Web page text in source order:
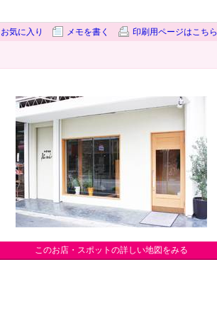
お気に入り メモを書く 印刷用ページはこちら
このお店・スポットの詳しい地図をみる